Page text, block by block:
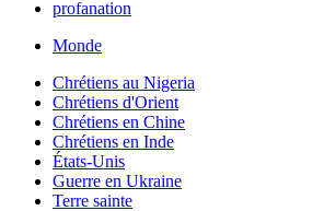
profanation
Monde
Chrétiens au Nigeria
Chrétiens d'Orient
Chrétiens en Chine
Chrétiens en Inde
États-Unis
Guerre en Ukraine
Terre sainte